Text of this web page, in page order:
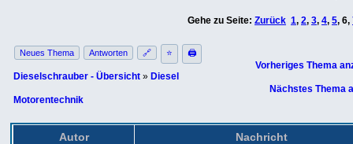
Gehe zu Seite: Zurück 1, 2, 3, 4, 5, 6,
Neues Thema Antworten 🔗 ⭐ 🖨
Dieselschrauber - Übersicht » Diesel
Motorentechnik
Vorheriges Thema
Nächstes Thema
Autor Nachricht